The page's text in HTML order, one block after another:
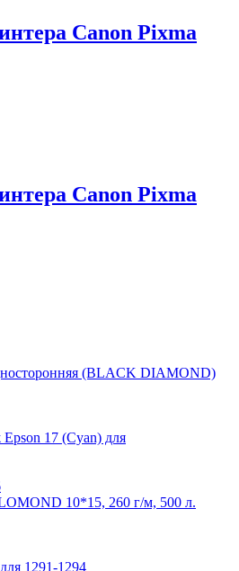
Canon Pixma
Canon Pixma
(BLACK DIAMOND)
17 (Cyan) для
10*15, 260 г/м, 500 л.
1291-1294